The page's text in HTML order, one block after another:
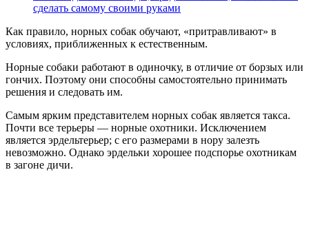
сделать самому своими руками
Как правило, норных собак обучают, «притравливают» в
условиях, приближенных к естественным.
Норные собаки работают в одиночку, в отличие от борзых или
гончих. Поэтому они способны самостоятельно принимать
решения и следовать им.
Самым ярким представителем норных собак является такса.
Почти все терьеры — норные охотники. Исключением
является эрдельтерьер; с его размерами в нору залезть
невозможно. Однако эрдельки хорошее подспорье охотникам
в загоне дичи.